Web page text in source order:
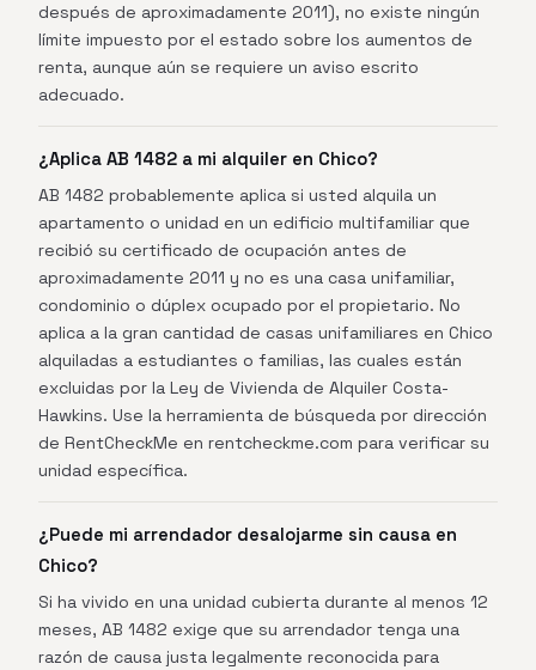
después de aproximadamente 2011), no existe ningún
límite impuesto por el estado sobre los aumentos de
renta, aunque aún se requiere un aviso escrito
adecuado.
¿Aplica AB 1482 a mi alquiler en Chico?
AB 1482 probablemente aplica si usted alquila un
apartamento o unidad en un edificio multifamiliar que
recibió su certificado de ocupación antes de
aproximadamente 2011 y no es una casa unifamiliar,
condominio o dúplex ocupado por el propietario. No
aplica a la gran cantidad de casas unifamiliares en Chico
alquiladas a estudiantes o familias, las cuales están
excluidas por la Ley de Vivienda de Alquiler Costa-
Hawkins. Use la herramienta de búsqueda por dirección
de RentCheckMe en rentcheckme.com para verificar su
unidad específica.
¿Puede mi arrendador desalojarme sin causa en
Chico?
Si ha vivido en una unidad cubierta durante al menos 12
meses, AB 1482 exige que su arrendador tenga una
razón de causa justa legalmente reconocida para